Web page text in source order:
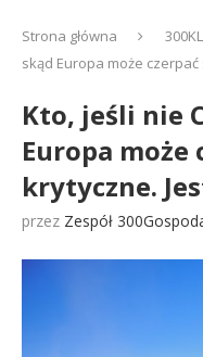
Strona główna
skąd Europa może
Kto, jeśli nie
Europa może
krytyczne.
przez Zespół